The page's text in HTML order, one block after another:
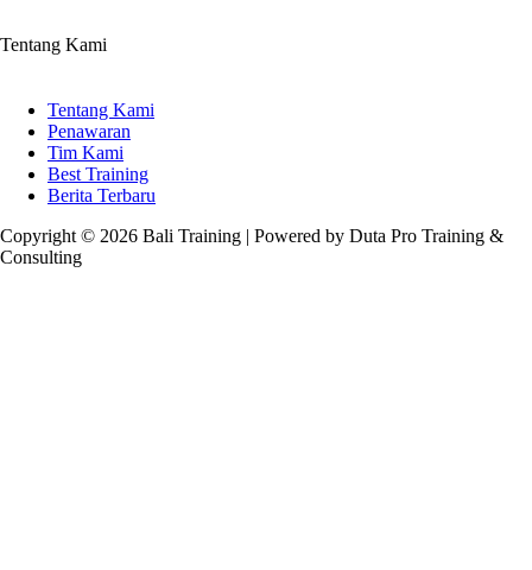
Tentang Kami
Tentang Kami
Penawaran
Tim Kami
Best Training
Berita Terbaru
Copyright © 2026 Bali Training | Powered by Duta Pro Training &
Consulting